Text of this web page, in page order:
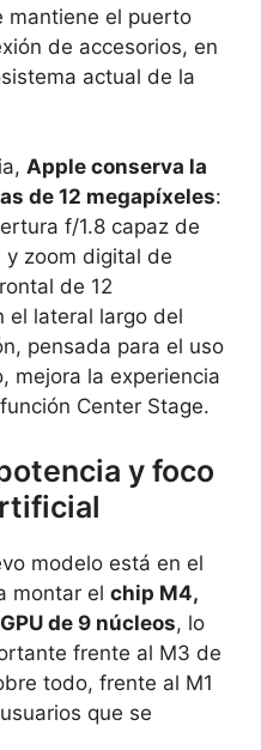
mantiene el puerto
de accesorios, en
actual de la
Apple conserva la
de 12 megapíxeles:
f/1.8 capaz de
zoom digital de
de 12
el lateral largo del
pensada para el uso
mejora la experiencia
Center Stage.
y foco
modelo está en el
montar el chip M4,
de 9 núcleos, lo
frente al M3 de
todo, frente al M1
que se